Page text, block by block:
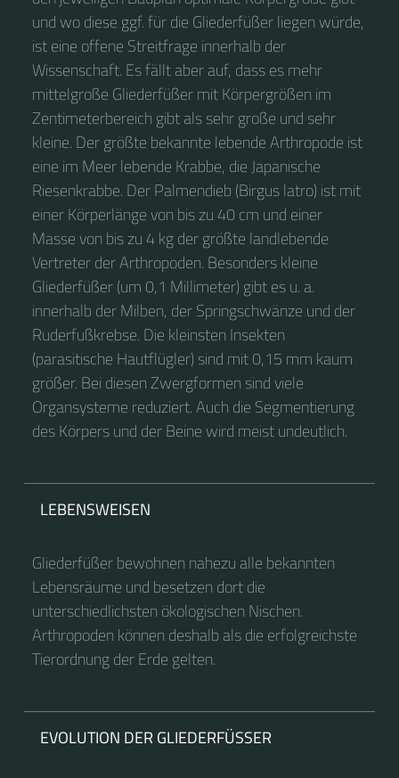
und wo diese ggf. für die Gliederfüßer liegen würde,
ist eine offene Streitfrage innerhalb der
Wissenschaft. Es fällt aber auf, dass es mehr
mittelgroße Gliederfüßer mit Körpergrößen im
Zentimeterbereich gibt als sehr große und sehr
kleine. Der größte bekannte lebende Arthropode ist
eine im Meer lebende Krabbe, die Japanische
Riesenkrabbe. Der Palmendieb (Birgus latro) ist mit
einer Körperlänge von bis zu 40 cm und einer
Masse von bis zu 4 kg der größte landlebende
Vertreter der Arthropoden. Besonders kleine
Gliederfüßer (um 0,1 Millimeter) gibt es u. a.
innerhalb der Milben, der Springschwänze und der
Ruderfußkrebse. Die kleinsten Insekten
(parasitische Hautflügler) sind mit 0,15 mm kaum
größer. Bei diesen Zwergformen sind viele
Organsysteme reduziert. Auch die Segmentierung
des Körpers und der Beine wird meist undeutlich.
LEBENSWEISEN
Gliederfüßer bewohnen nahezu alle bekannten
Lebensräume und besetzen dort die
unterschiedlichsten ökologischen Nischen.
Arthropoden können deshalb als die erfolgreichste
Tierordnung der Erde gelten.
EVOLUTION DER GLIEDERFÜSSER